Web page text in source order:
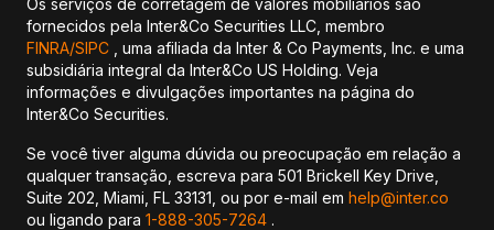
fornecidos pela Inter&Co Securities LLC, membro
FINRA/SIPC , uma afiliada da Inter & Co Payments, Inc. e uma
subsidiária integral da Inter&Co US Holding. Veja
informações e divulgações importantes na página do
Inter&Co Securities.
Se você tiver alguma dúvida ou preocupação em relação a
qualquer transação, escreva para 501 Brickell Key Drive,
Suite 202, Miami, FL 33131, ou por e-mail em help@inter.co
ou ligando para 1-888-305-7264 .